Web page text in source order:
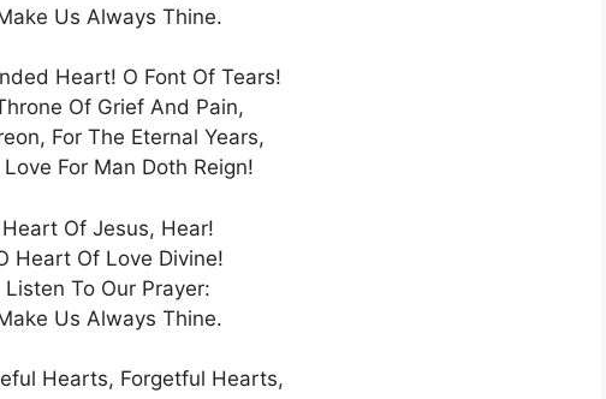
Us Always Thine.
Heart! O Font Of Tears!
Of Grief And Pain,
For The Eternal Years,
For Man Doth Reign!
Heart Of Jesus, Hear!
Heart Of Love Divine!
Listen To Our Prayer:
Us Always Thine.
Hearts, Forgetful Hearts,